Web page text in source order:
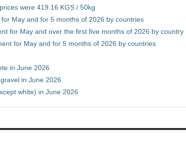
were 419.16 KGS / 50kg
May and for 5 months of 2026 by countries
for May and over the first five months of 2026 by country
for May and for 5 months of 2026 by countries
in June 2026
in June 2026
white) in June 2026